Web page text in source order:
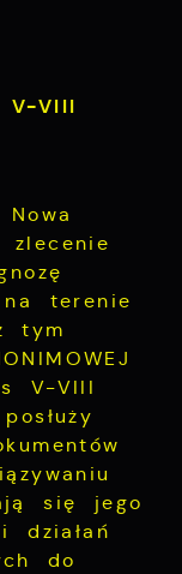
VIII
zlecenie
na terenie
tym
V-VIII
się jego
działań
do